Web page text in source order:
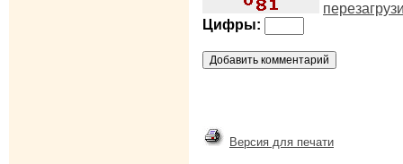
Цифры:
Версия для печати